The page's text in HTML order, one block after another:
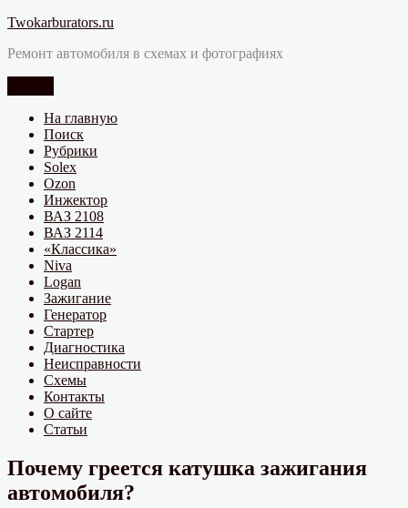
Перейти
содержимому
Twokarburators.ru
Ремонт автомобиля в схемах и фотографиях
На главную
Поиск
Рубрики
Solex
Ozon
Инжектор
ВАЗ 2108
ВАЗ 2114
«Классика»
Niva
Logan
Зажигание
Генератор
Стартер
Диагностика
Неисправности
Схемы
Контакты
О сайте
Статьи
Почему греется катушка зажигания
автомобиля?